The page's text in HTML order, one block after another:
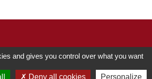
and gives you control over what you want
Deny all cookies Personalize